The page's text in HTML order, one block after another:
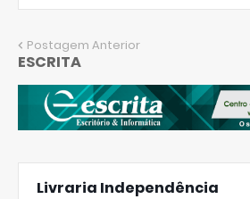
Postagem Anterior
ESCRITA
Livraria Independência